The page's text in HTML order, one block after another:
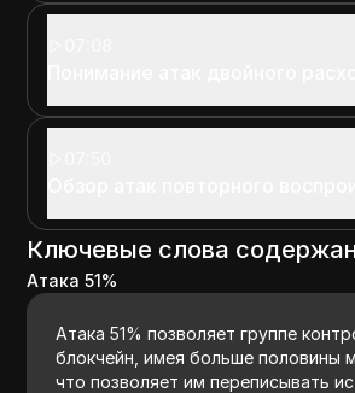
Ключевые слова
Атака 51%
Атака 51% позволяет группе
блокчейн, имея больше половины
что позволяет им переписывать